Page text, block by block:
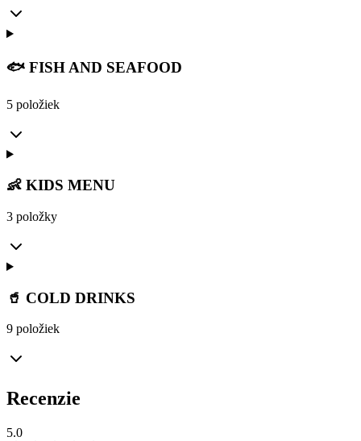
🐟 FISH AND SEAFOOD
5 položiek
👶 KIDS MENU
3 položky
🥤 COLD DRINKS
9 položiek
Recenzie
5.0